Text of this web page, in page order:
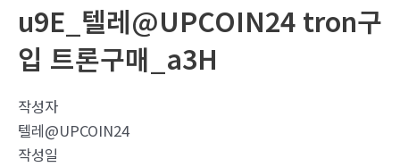
u9E_텔레@UPCOIN24 tron구
입 트론구매_a3H
작성자
텔레@UPCOIN24
작성일